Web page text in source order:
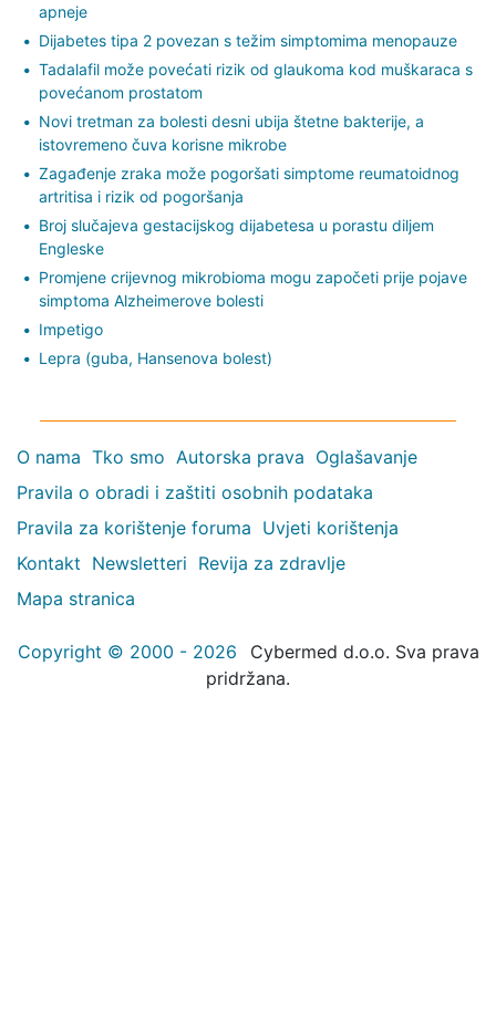
apneje
Dijabetes tipa 2 povezan s težim simptomima menopauze
Tadalafil može povećati rizik od glaukoma kod muškaraca s
povećanom prostatom
Novi tretman za bolesti desni ubija štetne bakterije, a
istovremeno čuva korisne mikrobe
Zagađenje zraka može pogoršati simptome reumatoidnog
artritisa i rizik od pogoršanja
Broj slučajeva gestacijskog dijabetesa u porastu diljem
Engleske
Promjene crijevnog mikrobioma mogu započeti prije pojave
simptoma Alzheimerove bolesti
Impetigo
Lepra (guba, Hansenova bolest)
O nama Tko smo Autorska prava Oglašavanje
Pravila o obradi i zaštiti osobnih podataka
Pravila za korištenje foruma Uvjeti korištenja
Kontakt Newsletteri Revija za zdravlje
Mapa stranica
Copyright © 2000 - 2026
Cybermed d.o.o. Sva prava
pridržana.